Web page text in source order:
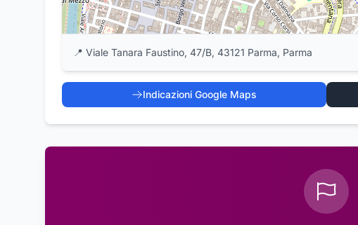
📍 Viale Tanara Faustino, 47/B, 43121 Parma, Parma
Indicazioni Google Maps